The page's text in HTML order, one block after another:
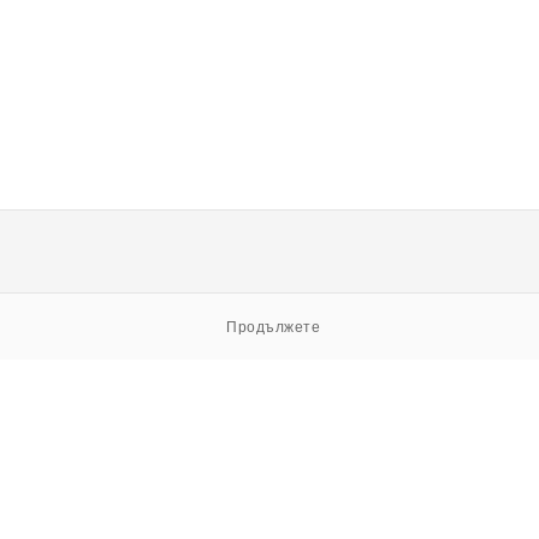
Продължете